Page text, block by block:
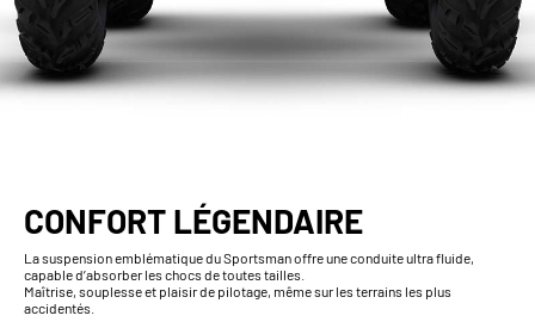
CONFORT LÉGENDAIRE
La suspension emblématique du Sportsman offre une conduite ultra fluide,
capable d’absorber les chocs de toutes tailles.
Maîtrise, souplesse et plaisir de pilotage, même sur les terrains les plus
accidentés.